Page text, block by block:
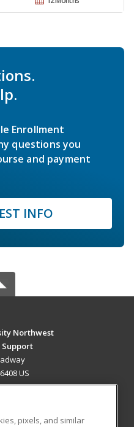
Enrollment
questions you
and payment
INFO
Northwest
US
pixels, and similar